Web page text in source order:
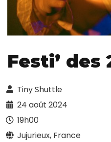
Festi’ des
Tiny Shuttle
24 août 2024
19h00
Jujurieux, France